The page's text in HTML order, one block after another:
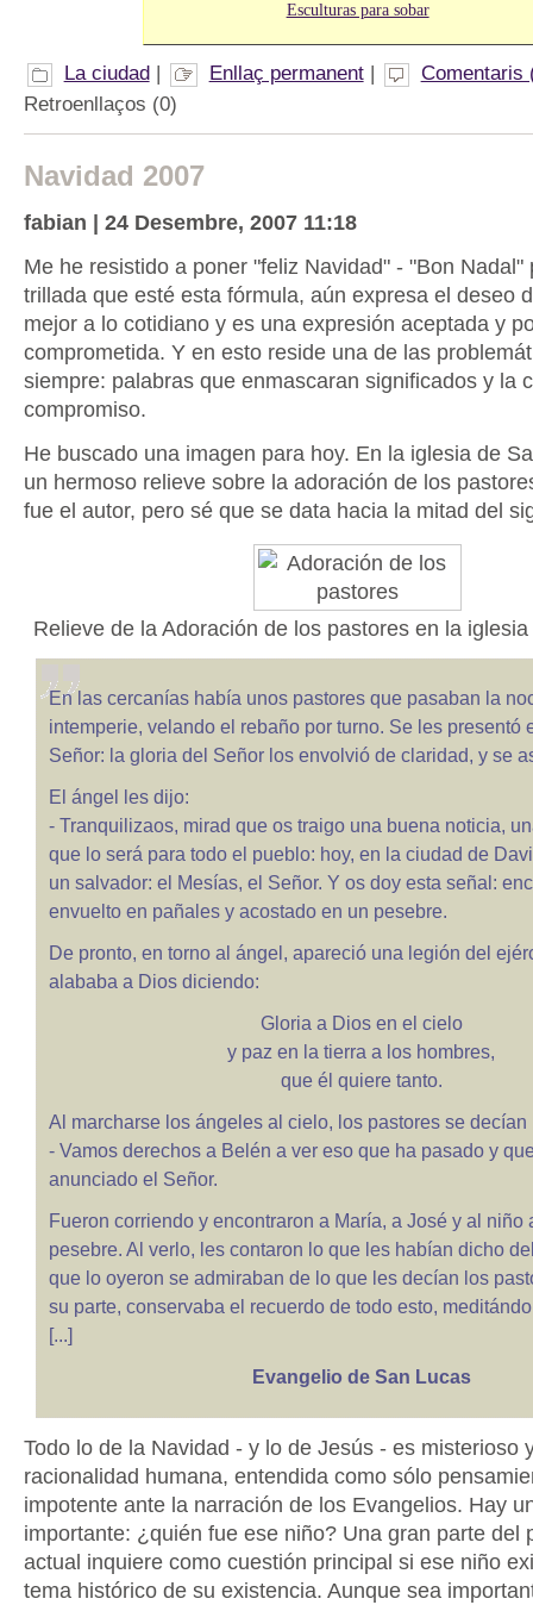
Esculturas para sobar
La ciudad Enllaç permanent|
Comentaris
Retroenllaços (0)
Navidad 2007
fabian | 24 Desembre, 2007 11:18
Me he resistido a poner "feliz Navidad" - "Bon Nadal"
trillada que esté esta fórmula, aún expresa el deseo
mejor a lo cotidiano y es una expresión aceptada y
comprometida. Y en esto reside una de las
siempre: palabras que enmascaran significados y la
compromiso.
He buscado una imagen para hoy. En la iglesia de
un hermoso relieve sobre la adoración de los
fue el autor, pero sé que se data hacia la mitad del
Relieve de la Adoración de los pastores en la
En las cercanías había unos pastores que pasaban la
intemperie, velando el rebaño por turno. Se les presentó
Señor: la gloria del Señor los envolvió de claridad, y se
El ángel les dijo:
- Tranquilizaos, mirad que os traigo una buena noticia,
que lo será para todo el pueblo: hoy, en la ciudad de
un salvador: el Mesías, el Señor. Y os doy esta señal:
envuelto en pañales y acostado en un pesebre.
De pronto, en torno al ángel, apareció una legión del
alababa a Dios diciendo:
Gloria a Dios en el cielo
y paz en la tierra a los hombres,
que él quiere tanto.
Al marcharse los ángeles al cielo, los pastores se decían
- Vamos derechos a Belén a ver eso que ha pasado y
anunciado el Señor.
Fueron corriendo y encontraron a María, a José y al niño
pesebre. Al verlo, les contaron lo que les habían dicho
que lo oyeron se admiraban de lo que les decían los
su parte, conservaba el recuerdo de todo esto,
[...]
Evangelio de San Lucas
Todo lo de la Navidad - y lo de Jesús - es misterioso
racionalidad humana, entendida como sólo
impotente ante la narración de los Evangelios. Hay
importante: ¿quién fue ese niño? Una gran parte del
actual inquiere como cuestión principal si ese niño
tema histórico de su existencia. Aunque sea